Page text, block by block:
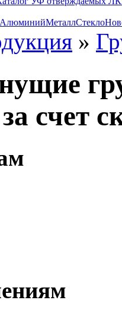
АлюминийМеталлСтекло
»
счет